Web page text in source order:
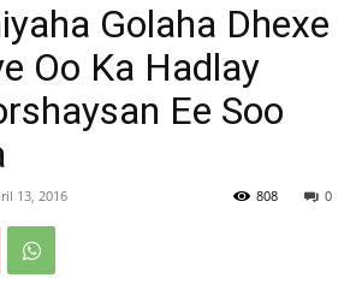
Golaha Dhexe
Oo Ka Hadlay
Ee Soo
13, 2016 0
808